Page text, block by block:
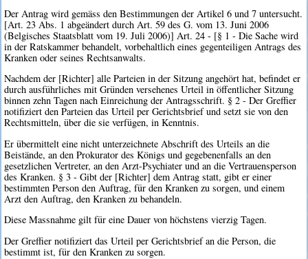
Der Antrag wird gemäss den Bestimmungen der Artikel 6 und 7 untersucht.
[Art. 23 Abs. 1 abgeändert durch Art. 59 des G. vom 13. Juni 2006
(Belgisches Staatsblatt vom 19. Juli 2006)] Art. 24 - [§ 1 - Die Sache wird
in der Ratskammer behandelt, vorbehaltlich eines gegenteiligen Antrags des
Kranken oder seines Rechtsanwalts.
Nachdem der [Richter] alle Parteien in der Sitzung angehört hat, befindet er
durch ausführliches mit Gründen versehenes Urteil in öffentlicher Sitzung
binnen zehn Tagen nach Einreichung der Antragsschrift. § 2 - Der Greffier
notifiziert den Parteien das Urteil per Gerichtsbrief und setzt sie von den
Rechtsmitteln, über die sie verfügen, in Kenntnis.
Er übermittelt eine nicht unterzeichnete Abschrift des Urteils an die
Beistände, an den Prokurator des Königs und gegebenenfalls an den
gesetzlichen Vertreter, an den Arzt-Psychiater und an die Vertrauensperson
des Kranken. § 3 - Gibt der [Richter] dem Antrag statt, gibt er einer
bestimmten Person den Auftrag, für den Kranken zu sorgen, und einem
Arzt den Auftrag, den Kranken zu behandeln.
Diese Massnahme gilt für eine Dauer von höchstens vierzig Tagen.
Der Greffier notifiziert das Urteil per Gerichtsbrief an die Person, die
bestimmt ist, für den Kranken zu sorgen.